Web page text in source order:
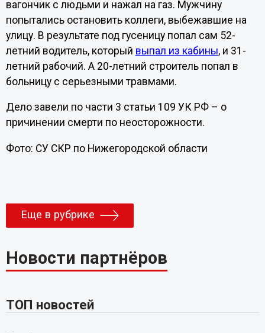
вагончик с людьми и нажал на газ. Мужчину
попытались остановить коллеги, выбежавшие на
улицу. В результате под гусеницу попал сам 52-
летний водитель, который выпал из кабины, и 31-
летний рабочий. А 20-летний строитель попал в
больницу с серьезными травмами.
Дело завели по части 3 статьи 109 УК РФ – о
причинении смерти по неосторожности.
Фото: СУ СКР по Нижегородской области
Еще в рубрике
Новости партнёров
ТОП новостей